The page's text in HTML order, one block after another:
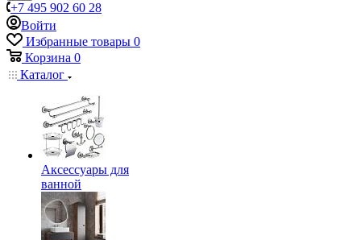
+7 495 902 60 28
Войти
Избранные товары 0
Корзина 0
Каталог
Аксессуары для
ванной